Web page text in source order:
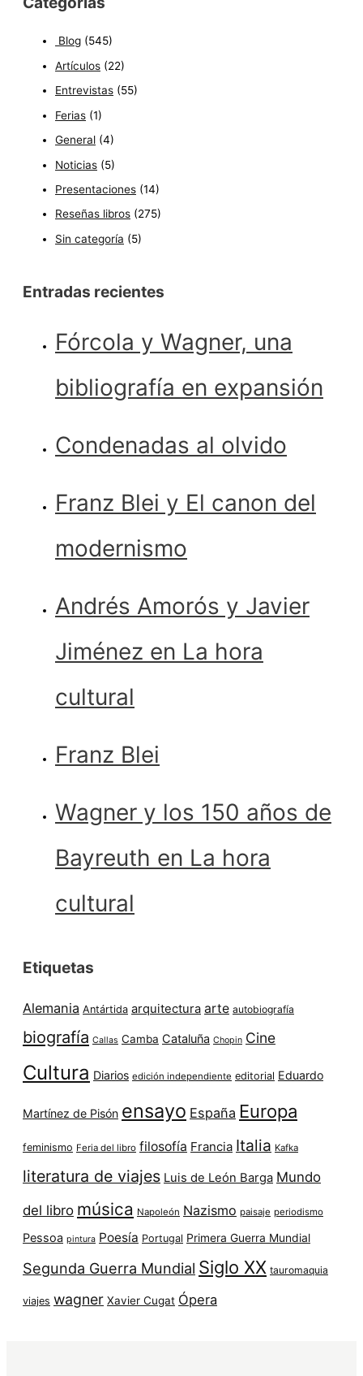
Blog (545)
Artículos (22)
Entrevistas (55)
Ferias (1)
General (4)
Noticias (5)
Presentaciones (14)
Reseñas libros (275)
Sin categoría (5)
Entradas recientes
Fórcola y Wagner, una
bibliografía en expansión
Condenadas al olvido
Franz Blei y El canon del
modernismo
Andrés Amorós y Javier
Jiménez en La hora
cultural
Franz Blei
Wagner y los 150 años de
Bayreuth en La hora
cultural
Etiquetas
Alemania Antártida arquitectura arte autobiografía
biografía Callas Camba Cataluña Chopin Cine
Cultura Diarios edición independiente editorial Eduardo
Martínez de Pisón ensayo España Europa
feminismo Feria del libro filosofía Francia Italia Kafka
literatura de viajes Luis de León Barga Mundo
del libro música Napoleón Nazismo paisaje periodismo
Pessoa pintura Poesía Portugal Primera Guerra Mundial
Segunda Guerra Mundial Siglo XX tauromaquia
viajes wagner Xavier Cugat Ópera